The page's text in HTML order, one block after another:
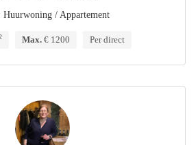
Huurwoning / Appartement
Max. € 1200 Per direct